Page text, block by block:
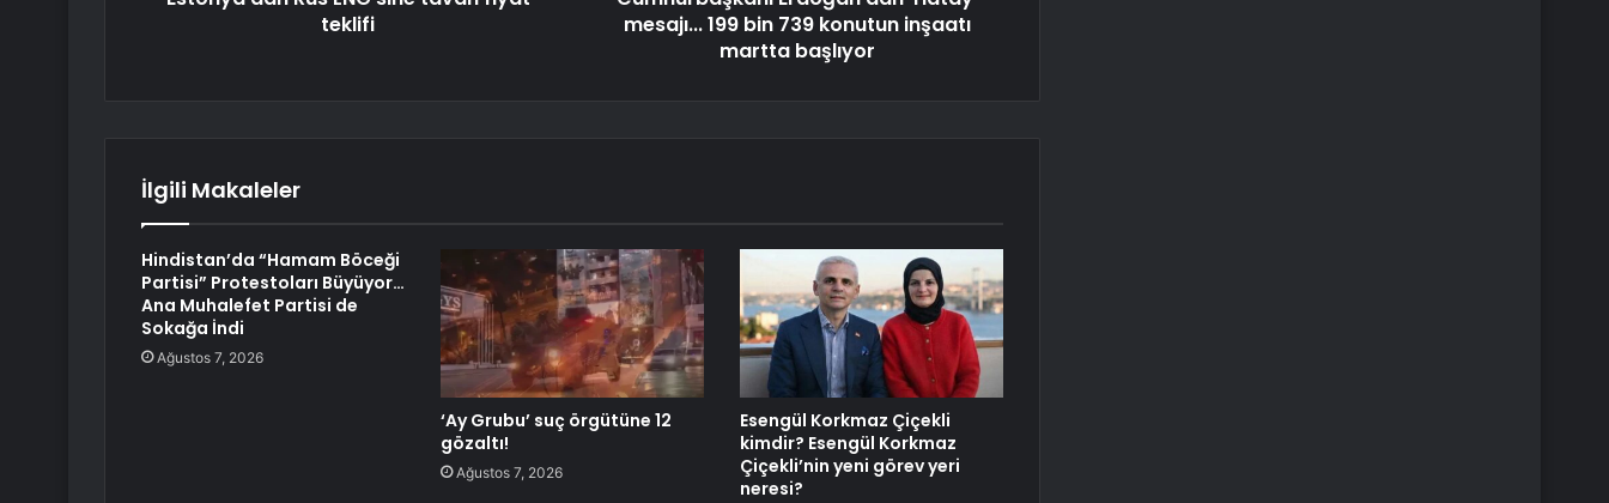
teklifi
mesajı... 199 bin 739 konutun inşaatı
martta başlıyor
İlgili Makaleler
Hindistan’da “Hamam Böceği
Partisi” Protestoları Büyüyor…
Ana Muhalefet Partisi de
Sokağa İndi
Ağustos 7, 2026
‘Ay Grubu’ suç örgütüne 12
gözaltı!
Ağustos 7, 2026
Esengül Korkmaz Çiçekli
kimdir? Esengül Korkmaz
Çiçekli’nin yeni görev yeri
neresi?